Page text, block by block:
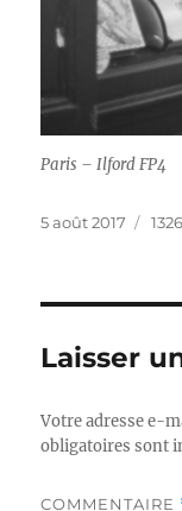
Paris – Ilford FP4
Publié
5 août 2017
Laisser
Votre adresse e-
obligatoires sont
COMMENTAIRE